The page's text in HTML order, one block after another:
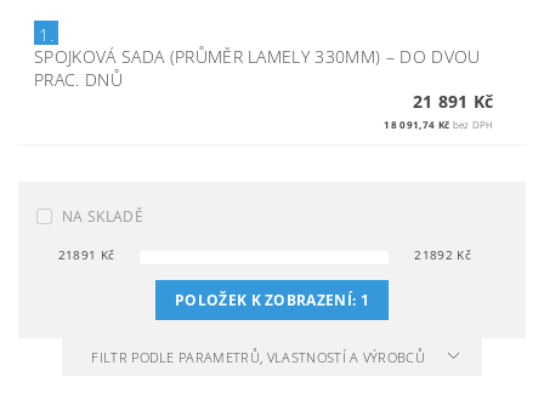
1.
SPOJKOVÁ SADA (PRŮMĚR LAMELY 330MM) – DO DVOU
PRAC. DNŮ
21 891 Kč
18 091,74 Kč bez DPH
NA SKLADĚ
21891 Kč 21892 Kč
POLOŽEK K ZOBRAZENÍ: 1
FILTR PODLE PARAMETRŮ, VLASTNOSTÍ A VÝROBCŮ